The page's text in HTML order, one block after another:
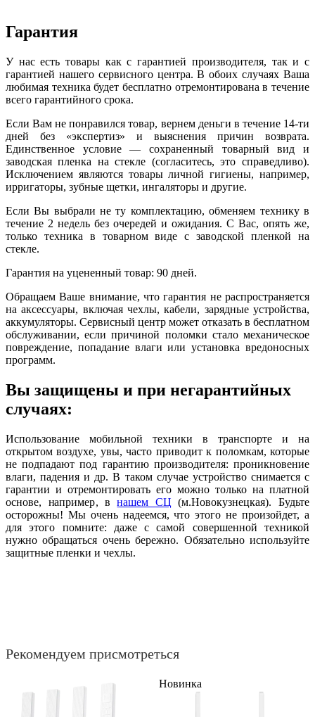
Гарантия
У нас есть товары как с гарантией производителя, так и с
гарантией нашего сервисного центра. В обоих случаях Ваша
любимая техника будет бесплатно отремонтирована в течение
всего гарантийного срока.
Если Вам не понравился товар, вернем деньги в течение 14-ти
дней без «экспертиз» и выяснения причин возврата.
Единственное условие — сохраненный товарный вид и
заводская пленка на стекле (согласитесь, это справедливо).
Исключением являются товары личной гигиены, например,
ирригаторы, зубные щетки, ингаляторы и другие.
Если Вы выбрали не ту комплектацию, обменяем технику в
течение 2 недель без очередей и ожидания. С Вас, опять же,
только техника в товарном виде с заводской пленкой на
стекле.
Гарантия на уцененный товар: 90 дней.
Обращаем Ваше внимание, что гарантия не распространяется
на аксессуары, включая чехлы, кабели, зарядные устройства,
аккумуляторы. Сервисный центр может отказать в бесплатном
обслуживании, если причиной поломки стало механическое
повреждение, попадание влаги или установка вредоносных
программ.
Вы защищены и при негарантийных
случаях:
Использование мобильной техники в транспорте и на
открытом воздухе, увы, часто приводит к поломкам, которые
не подпадают под гарантию производителя: проникновение
влаги, падения и др. В таком случае устройство снимается с
гарантии и отремонтировать его можно только на платной
основе, например, внашем СЦ (м.Новокузнецкая). Будьте
осторожны! Мы очень надеемся, что этого не произойдет, а
для этого помните: даже с самой совершенной техникой
нужно обращаться очень бережно. Обязательно используйте
защитные пленки и чехлы.
Рекомендуем присмотреться
Новинка